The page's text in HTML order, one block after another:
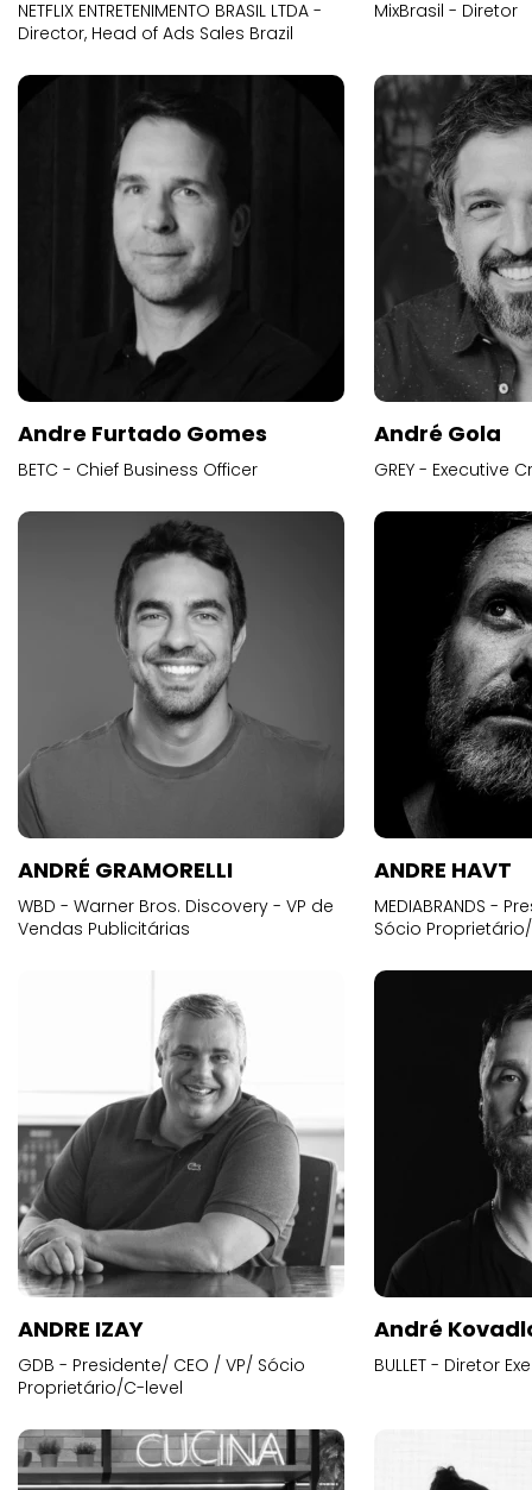
NETFLIX ENTRETENIMENTO BRASIL LTDA -
Director, Head of Ads Sales Brazil
MixBrasil - Diretor
Andre Furtado Gomes
BETC - Chief Business Officer
André Gola
GREY - Executive
ANDRÉ GRAMORELLI
WBD - Warner Bros. Discovery - VP de
Vendas Publicitárias
ANDRE HAVT
MEDIABRANDS -
Sócio
ANDRE IZAY
GDB - Presidente/ CEO / VP/ Sócio
Proprietário/C-level
André
BULLET - Diretor